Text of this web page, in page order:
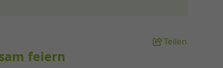
Teilen
feiern